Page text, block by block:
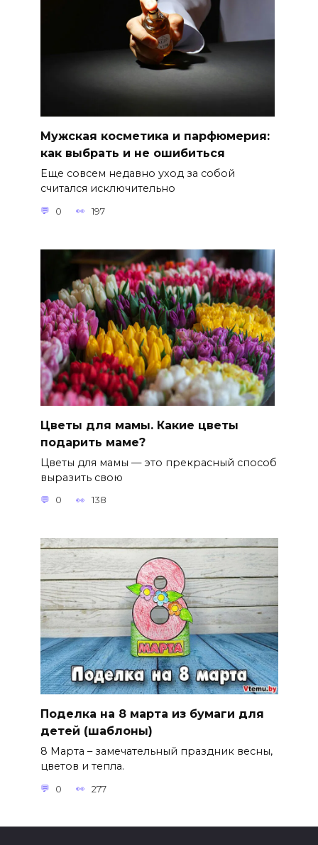
Мужская косметика и парфюмерия:
как выбрать и не ошибиться
Еще совсем недавно уход за собой
считался исключительно
0 197
Цветы для мамы. Какие цветы
подарить маме?
Цветы для мамы — это прекрасный способ
выразить свою
0 138
Поделка на 8 марта из бумаги для
детей (шаблоны)
8 Марта – замечательный праздник весны,
цветов и тепла.
0 277